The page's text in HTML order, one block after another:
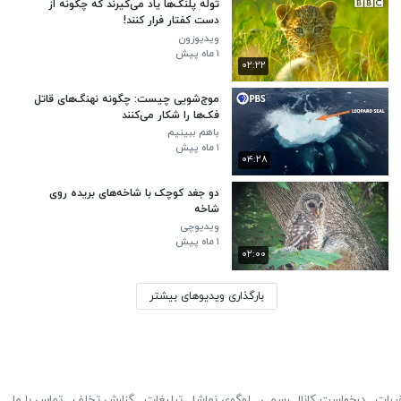
۰۲:۲۲
توله پلنگ‌ها یاد می‌گیرند که چگونه از
دست کفتار فرار کنند!
ویدیوزون
۱ ماه پیش
۰۴:۲۸
موج‌شویی چیست: چگونه نهنگ‌های قاتل
فک‌ها را شکار می‌کنند
باهم ببینیم
۱ ماه پیش
۰۲:۰۰
دو جغد کوچک با شاخه‌های بریده روی
شاخه
ویدیوچی
۱ ماه پیش
بارگذاری ویدیوهای بیشتر